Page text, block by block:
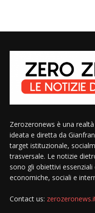
Zerozeronews è una
ideata e diretta da
target istituzionale,
trasversale. Le notizie
sono gli obiettivi
economiche, sociali e
Contact us: